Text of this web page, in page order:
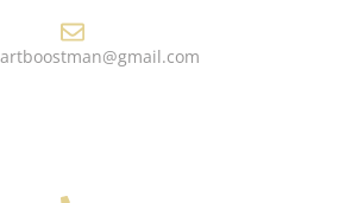
artboostman@gmail.com